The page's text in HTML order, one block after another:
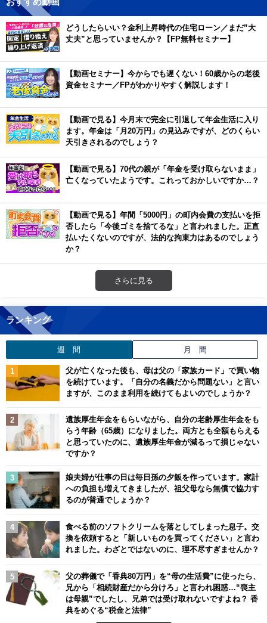
どうしたらいい？金利上昇時代の住宅ローン／まだ”大
丈夫”と思っていませんか？【FP無料セミナー】
【動画セミナー】今からでも遅くない！60歳からの老後
資金セミナー／FPがわかりやすく解説します！
【動画で見る】今月末で完全に引退して年金生活に入り
ます。年金は「月20万円」の見込みですが、どのくらい
天引きされるのでしょう？
【動画で見る】70代の親が「年金を受け取らないまま」
亡くなっていたようです。これっておかしいですか…？
【動画で見る】年間「5000円」の町内会費の支払いを拒
否したら「今後ゴミを捨てるな」と言われました。正直
払いたくないのですが、法的な拘束力はあるのでしょう
か？
さらに見る
ランキング
週 間 月 間
父が亡くなった後も、母は父の「家族カード」で買い物
を続けています。「自分の名義だから問題ない」と言い
ますが、このまま利用を続けてもよいのでしょうか？
遺族厚生年金をもらいながら、自分の老齢厚生年金をも
らう年齢（65歳）になりました。両方とも全額もらえる
と思っていたのに、遺族厚生年金が減るって損じゃない
ですか？
娘夫婦が仕事の日は毎日孫の夕飯を作っています。家計
への負担も増えてきましたが、祖父母なら無償で協力す
るのが普通でしょうか？
食べる前のソフトクリームを落としてしまった息子。交
換を依頼すると「新しいものを買ってください」と言わ
れました。わざとではないのに、理不尽すぎませんか？
父の葬儀で「香典80万円」を“母の生活費”に使ったら、
兄から「相続財産だから分けろ」と言われ困惑…“喪主
は母親”でしたし、兄弟では受け取れないですよね？ 香
典をめぐる“税金と法律”